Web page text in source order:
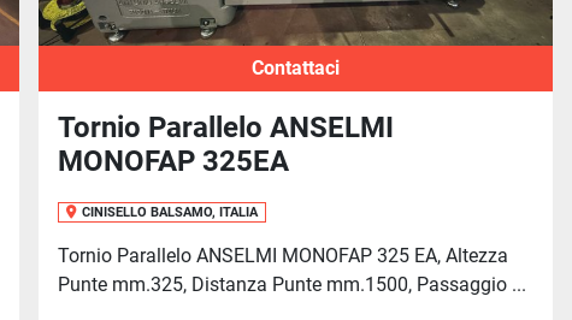
Contattaci
Tornio Parallelo ANSELMI
MONOFAP 325EA
CINISELLO BALSAMO, ITALIA
Tornio Parallelo ANSELMI MONOFAP 325 EA, Altezza
Punte mm.325, Distanza Punte mm.1500, Passaggio ...